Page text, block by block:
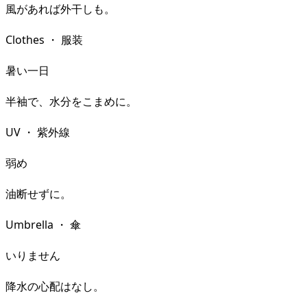
風があれば外干しも。
Clothes ・ 服装
暑い一日
半袖で、水分をこまめに。
UV ・ 紫外線
弱め
油断せずに。
Umbrella ・ 傘
いりません
降水の心配はなし。